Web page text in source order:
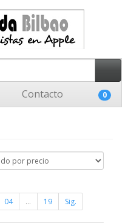
Contacto 0
04 ... 19 Sig.